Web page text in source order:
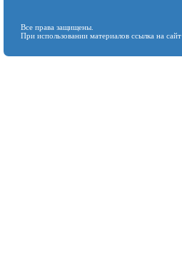
Все права защищены.
При использовании материалов ссылка на сайт